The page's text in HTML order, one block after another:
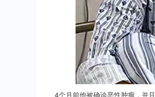
4个月前他被确诊恶性肿瘤，并